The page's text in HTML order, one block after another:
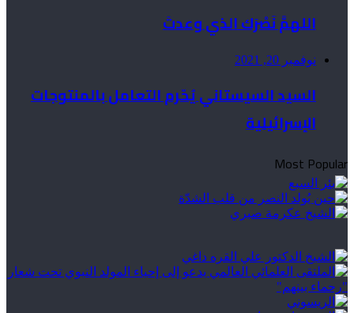
اللهمَّ نَصْرَك الذي وعدتَ
نوفمبر 20, 2021
السيد السيستاني يُحّرم التعامل بالمنتوجات
الإسرائيلية
Most Popular